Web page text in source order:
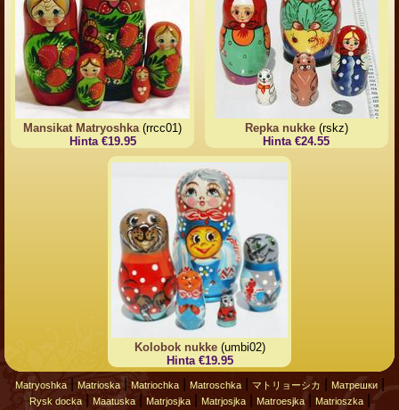
Mansikat Matryoshka(rrcc01)
Hinta €19.95
Repka nukke(rskz)
Hinta €24.55
Kolobok nukke(umbi02)
Hinta €19.95
Matryoshka| Matrioska| Matriochka| Matroschka| マトリョーシカ Матрешки|
Rysk docka| Maatuska| Matrjosjka| Matrjosjka| Matroesjka| Matrioszka|